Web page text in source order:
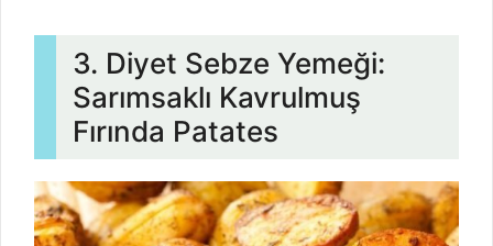
3. Diyet Sebze Yemeği:
Sarımsaklı Kavrulmuş
Fırında Patates